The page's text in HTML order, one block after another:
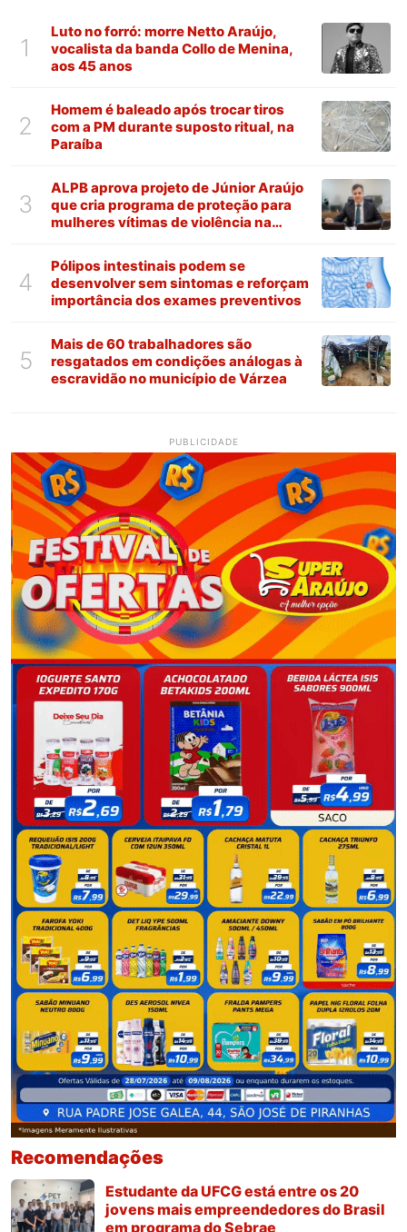
1
Luto no forró: morre Netto Araújo,
vocalista da banda Collo de Menina,
aos 45 anos
2
Homem é baleado após trocar tiros
com a PM durante suposto ritual, na
Paraíba
3
ALPB aprova projeto de Júnior Araújo
que cria programa de proteção para
mulheres vítimas de violência na
4
Pólipos intestinais podem se
desenvolver sem sintomas e reforçam
importância dos exames preventivos
5
Mais de 60 trabalhadores são
resgatados em condições análogas à
escravidão no município de Várzea
PUBLICIDADE
Recomendações
Estudante da UFCG está entre os 20
jovens mais empreendedores do Brasil
em programa do Sebrae